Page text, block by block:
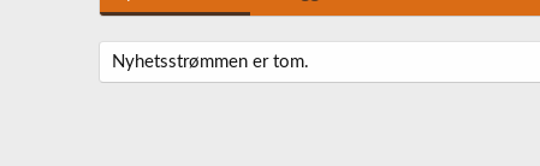
Nyhetsstrømmen er tom.